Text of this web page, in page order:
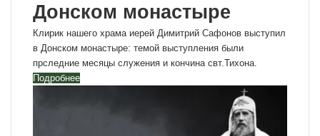
Донском монастыре
Клирик нашего храма иерей Димитрий Сафонов выступил
в Донском монастыре: темой выступления были
прследние месяцы служения и кончина свт.Тихона.
Подробнее